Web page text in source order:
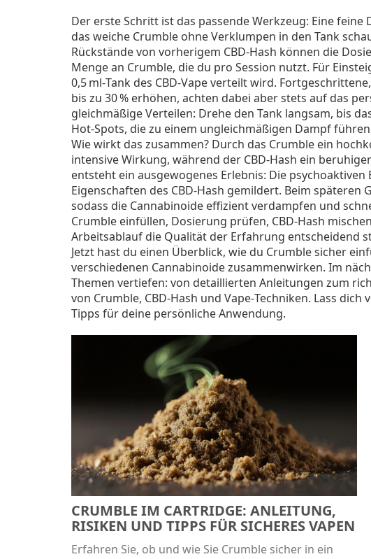
Der erste Schritt ist das passende Werkzeug: Eine feine
das weiche Crumble ohne Verklumpen in den Tank
Rückstände von vorherigem CBD‑Hash können die
Menge an Crumble, die du pro Session nutzt. Für
0,5 ml‑Tank des CBD‑Vape verteilt wird.
bis zu 30 % erhöhen, achten dabei aber stets auf das
gleichmäßige Verteilen: Drehe den Tank langsam, bis
Hot‑Spots, die zu einem ungleichmäßigen Dampf
Wie wirkt das zusammen? Durch das Crumble ein
intensive Wirkung, während der CBD‑Hash ein
entsteht ein ausgewogenes Erlebnis: Die
Eigenschaften des CBD‑Hash gemildert. Beim späteren
sodass die Cannabinoide effizient verdampfen und
Crumble einfüllen, Dosierung prüfen, CBD‑Hash
Arbeitsablauf die Qualität der Erfahrung entscheidend
Jetzt hast du einen Überblick, wie du Crumble sicher
verschiedenen Cannabinoide zusammenwirken. Im
Themen vertiefen: von detaillierten Anleitungen zum
von Crumble, CBD‑Hash und Vape‑Techniken. Lass
Tipps für deine persönliche Anwendung.
CRUMBLE IM CARTRIDGE: ANLEITUNG,
RISIKEN UND TIPPS FÜR SICHERES VAPEN
Erfahren Sie, ob und wie Sie Crumble sicher in ein